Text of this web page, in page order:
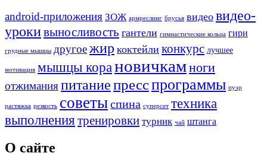
android-приложения ЗОЖ армреслинг брусья видео видео-
урокивыносливость гантели гимнастические кольца гири
грудные мышцы другоежир коктейли конкурс лучшее
мотивация мышцы кора новичкамноги
отжиманияпитаниепресспрограммы пуэр
растяжка резкость советыспина суперсет техника
выполнения тренировки турник чай штанга
О сайте